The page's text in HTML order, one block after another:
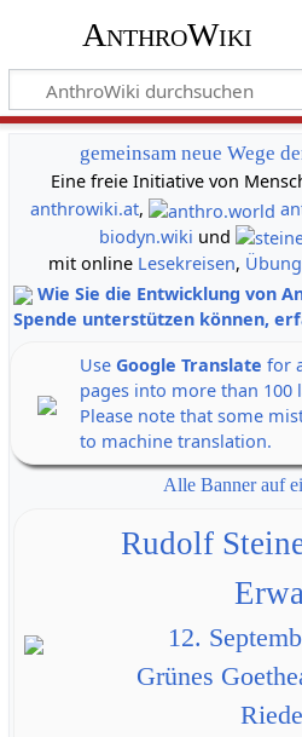
AnthroWiki
gemeinsam neue Wege
Eine freie Initiative von
anthrowiki.at,
biodyn.wiki und
mit online Lesekreisen,
Wie Sie die Entwicklung von
Spende unterstützen können,
Use Google Translate for
pages into more than 100
Please note that some
to machine translation.
Alle Banner auf
Rudolf
12.
Grünes